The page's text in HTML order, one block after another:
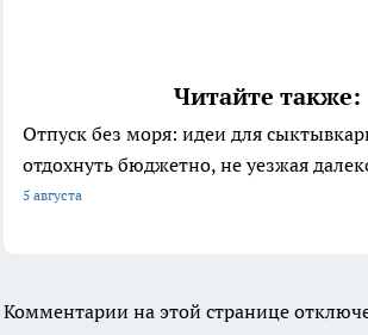
Читайте также:
Отпуск без моря: идеи для
отдохнуть бюджетно, не уезжая
5 августа
Комментарии на этой странице